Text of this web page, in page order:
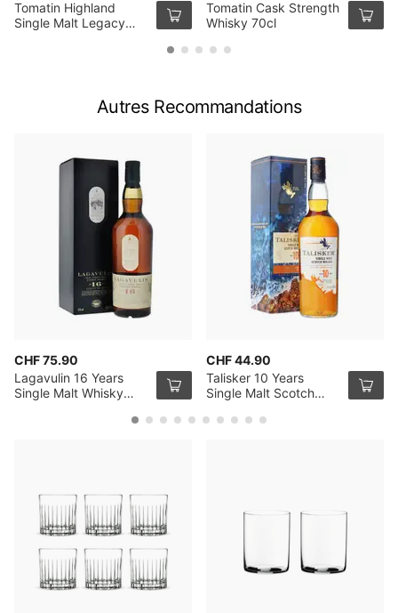
Tomatin Highland
Single Malt Legacy
Tomatin Cask Strength
Whisky 70cl
Autres Recommandations
CHF 75.90
Lagavulin 16 Years
Single Malt Whisky
CHF 44.90
Talisker 10 Years
Single Malt Scotch